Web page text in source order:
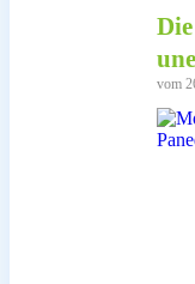
vom